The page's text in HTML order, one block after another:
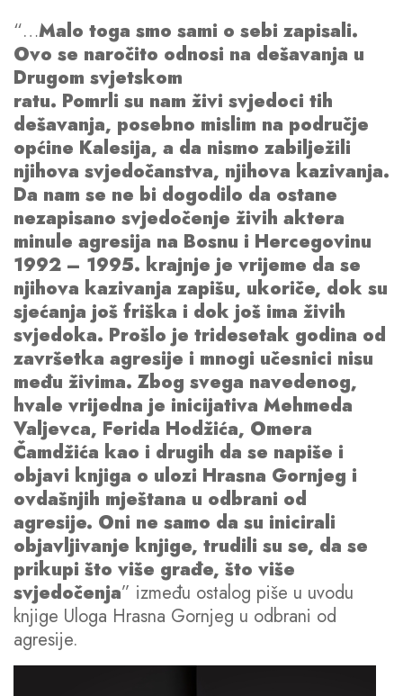
“…Malo toga smo sami o sebi zapisali.
Ovo se naročito odnosi na dešavanja u
Drugom svjetskom
ratu. Pomrli su nam živi svjedoci tih
dešavanja, posebno mislim na područje
općine Kalesija, a da nismo zabilježili
njihova svjedočanstva, njihova kazivanja.
Da nam se ne bi dogodilo da ostane
nezapisano svjedočenje živih aktera
minule agresija na Bosnu i Hercegovinu
1992 – 1995. krajnje je vrijeme da se
njihova kazivanja zapišu, ukoriče, dok su
sjećanja još friška i dok još ima živih
svjedoka. Prošlo je tridesetak godina od
završetka agresije i mnogi učesnici nisu
među živima. Zbog svega navedenog,
hvale vrijedna je inicijativa Mehmeda
Valjevca, Ferida Hodžića, Omera
Čamdžića kao i drugih da se napiše i
objavi knjiga o ulozi Hrasna Gornjeg i
ovdašnjih mještana u odbrani od
agresije. Oni ne samo da su inicirali
objavljivanje knjige, trudili su se, da se
prikupi što više građe, što više
svjedočenja” između ostalog piše u uvodu
knjige Uloga Hrasna Gornjeg u odbrani od
agresije.